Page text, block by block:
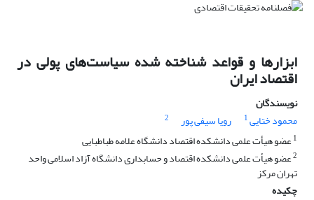
ابزارها و قواعد شناخته شده سیاست‌های پولی در
اقتصاد ایران
نویسندگان
محمود ختایی1 رویا سیفی پور
2
1عضو هیأت علمی دانشکده اقتصاد دانشگاه علامه طباطبایی
2عضو هیأت علمی دانشکده اقتصاد و حسابداری دانشگاه آزاد اسلامی واحد
تهران مرکز
چکیده